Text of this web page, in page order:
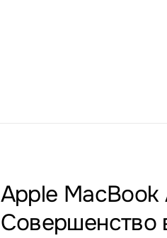
Apple MacBook
Совершенство